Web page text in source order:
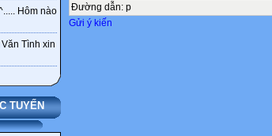
Hôm nào
Tình xin
TUYẾN
Đường dẫn: p
Gửi ý kiến